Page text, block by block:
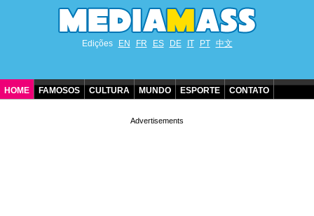
Edições EN FR ES DE IT PT 中文
HOME FAMOSOS CULTURA MUNDO ESPORTE CONTATO